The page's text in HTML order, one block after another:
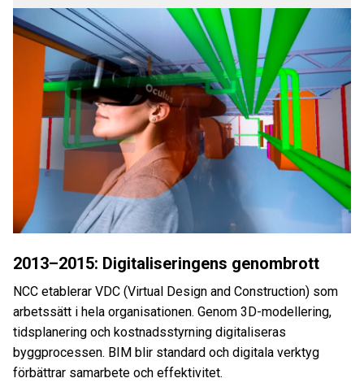
2013–2015: Digitaliseringens genombrott
NCC etablerar VDC (Virtual Design and Construction) som
arbetssätt i hela organisationen. Genom 3D-modellering,
tidsplanering och kostnadsstyrning digitaliseras
byggprocessen. BIM blir standard och digitala verktyg
förbättrar samarbete och effektivitet.